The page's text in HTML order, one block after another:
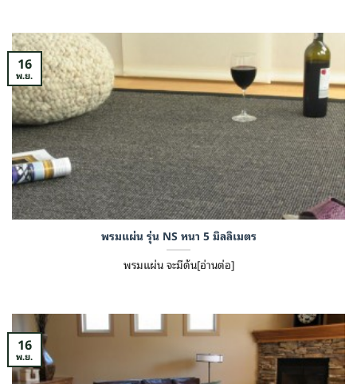
พรมแผ่น รุ่น NS หนา 5 มิลลิเมตร
พรมแผ่น จะมีต้น[อ่านต่อ]
16
พ.ย.
16
พ.ย.